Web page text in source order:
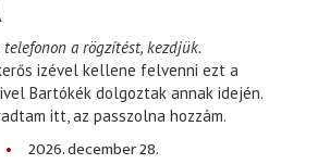
a rögzítést, kezdjük.
izével kellene felvenni ezt a
Bartókék dolgoztak annak idején.
itt, az passzolna hozzám.
2026. december 28.